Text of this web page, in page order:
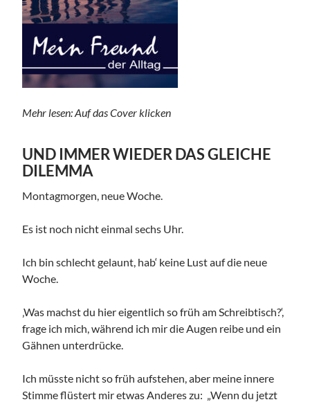
Mehr lesen: Auf das Cover klicken
UND IMMER WIEDER DAS GLEICHE
DILEMMA
Montagmorgen, neue Woche.
Es ist noch nicht einmal sechs Uhr.
Ich bin schlecht gelaunt, hab‘ keine Lust auf die neue
Woche.
‚Was machst du hier eigentlich so früh am Schreibtisch?‘,
frage ich mich, während ich mir die Augen reibe und ein
Gähnen unterdrücke.
Ich müsste nicht so früh aufstehen, aber meine innere
Stimme flüstert mir etwas Anderes zu: „Wenn du jetzt